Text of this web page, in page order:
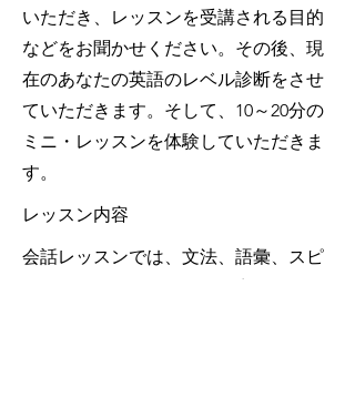
いただき、レッスンを受講される目的
などをお聞かせください。その後、現
在のあなたの英語のレベル診断をさせ
ていただきます。そして、10～20分の
ミニ・レッスンを体験していただきま
す。
レッスン内容
会話レッスンでは、文法、語彙、スピ